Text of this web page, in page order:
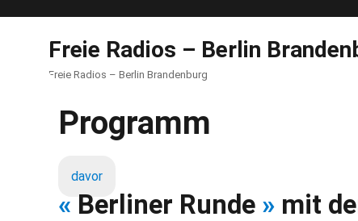
Freie Radios – Berlin
Freie Radios – Berlin Brandenburg
Programm
davor
« Berliner Runde » mit